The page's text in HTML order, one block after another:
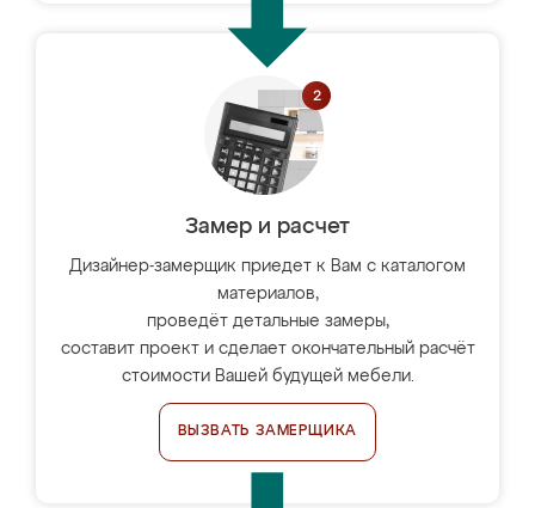
Замер и расчет
Дизайнер-замерщик приедет к Вам с каталогом
материалов,
проведёт детальные замеры,
составит проект и сделает окончательный расчёт
стоимости Вашей будущей мебели.
ВЫЗВАТЬ ЗАМЕРЩИКА